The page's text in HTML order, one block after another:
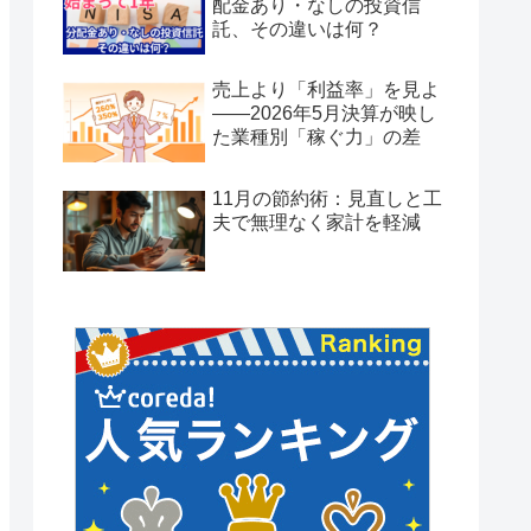
配金あり・なしの投資信
託、その違いは何？
売上より「利益率」を見よ
——2026年5月決算が映し
た業種別「稼ぐ力」の差
11月の節約術：見直しと工
夫で無理なく家計を軽減